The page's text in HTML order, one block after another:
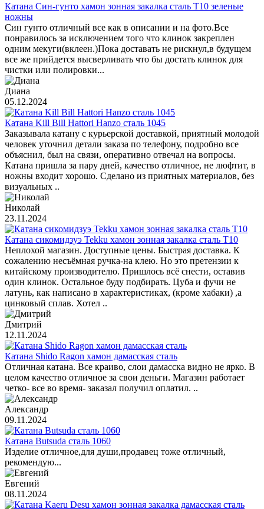
Катана Син-гунто хамон зонная закалка сталь T10 зеленые
ножны
Син гунто отличный все как в описании и на фото.Все
понравилось за исключением того что клинок закреплен
одним мекуги(вклеен.)Пока доставать не рискнул,в будущем
все же прийдется высверливать что бы достать клинок для
чистки или полировки...
Диана
05.12.2024
Катана Kill Bill Hattori Hanzo сталь 1045
Заказывала катану с курьерской доставкой, приятный молодой
человек уточнил детали заказа по телефону, подробно все
объяснил, был на связи, оперативно отвечал на вопросы.
Катана пришла за пару дней, качество отличное, не люфтит, в
ножны входит хорошо. Сделано из приятных материалов, без
визуальных ..
Николай
23.11.2024
Катана сикомидзуэ Tekku хамон зонная закалка сталь T10
Неплохой магазин. Доступные цены. Быстрая доставка. К
сожалению несъёмная ручка-на клею. Но это претензии к
китайскому производителю. Пришлось всё снести, оставив
один клинок. Остальное буду подбирать. Цуба и фучи не
латунь, как написано в характеристиках, (кроме хабаки) ,а
цинковый сплав. Хотел ..
Дмитрий
12.11.2024
Катана Shido Ragon хамон дамасская сталь
Отличная катана. Все краиво, слои дамасска видно не ярко. В
целом качество отличное за свои деньги. Магазин работает
четко- все во время- заказал получил оплатил. ..
Александр
09.11.2024
Катана Butsuda сталь 1060
Изделие отличное,для души,продавец тоже отличный,
рекомендую...
Евгений
08.11.2024